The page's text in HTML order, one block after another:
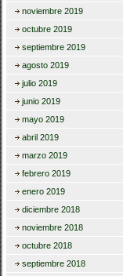
noviembre 2019
octubre 2019
septiembre 2019
agosto 2019
julio 2019
junio 2019
mayo 2019
abril 2019
marzo 2019
febrero 2019
enero 2019
diciembre 2018
noviembre 2018
octubre 2018
septiembre 2018